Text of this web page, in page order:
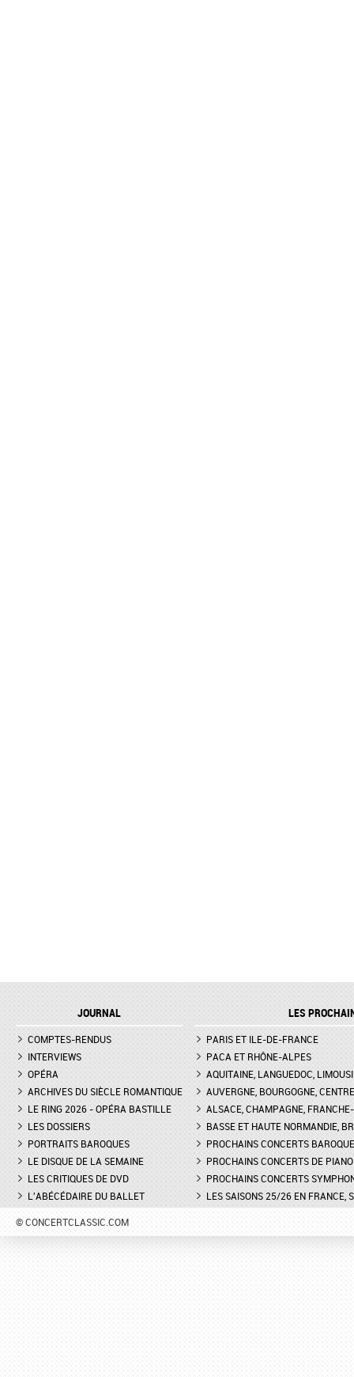
JOURNAL
COMPTES-RENDUS
INTERVIEWS
OPÉRA
ARCHIVES DU SIÈCLE ROMANTIQUE
LE RING 2026 - OPÉRA BASTILLE
LES DOSSIERS
PORTRAITS BAROQUES
LE DISQUE DE LA SEMAINE
LES CRITIQUES DE DVD
L'ABÉCÉDAIRE DU BALLET
LES
PARIS ET ILE-DE-FRANCE
PACA ET RHÔNE-ALPES
AQUITAINE, LANGUEDOC,
AUVERGNE, BOURGOGNE, CENTRE
ALSACE, CHAMPAGNE,
BASSE ET HAUTE NORMANDIE,
PROCHAINS CONCERTS
PROCHAINS CONCERTS DE PIANO
PROCHAINS CONCERTS
LES SAISONS 25/26 EN FRANCE,
© CONCERTCLASSIC.COM